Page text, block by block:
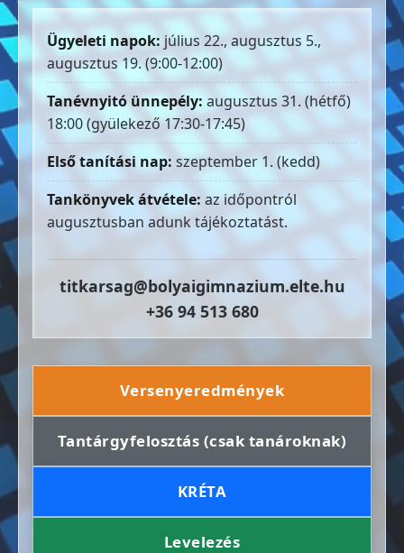
Ügyeleti napok: július 22., augusztus 5.,
augusztus 19. (9:00-12:00)
Tanévnyitó ünnepély: augusztus 31. (hétfő)
18:00 (gyülekező 17:30-17:45)
Első tanítási nap: szeptember 1. (kedd)
Tankönyvek átvétele: az időpontról
augusztusban adunk tájékoztatást.
titkarsag@bolyaigimnazium.elte.hu
+36 94 513 680
Versenyeredmények
Tantárgyfelosztás (csak tanároknak)
KRÉTA
Levelezés